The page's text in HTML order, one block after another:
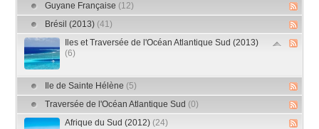
Guyane Française (12)
Brésil (2013) (41)
Iles et Traversée de l'Océan Atlantique Sud (2013)
(6)
Ile de Sainte Hélène (5)
Traversée de l'Océan Atlantique Sud (0)
Afrique du Sud (2012) (24)